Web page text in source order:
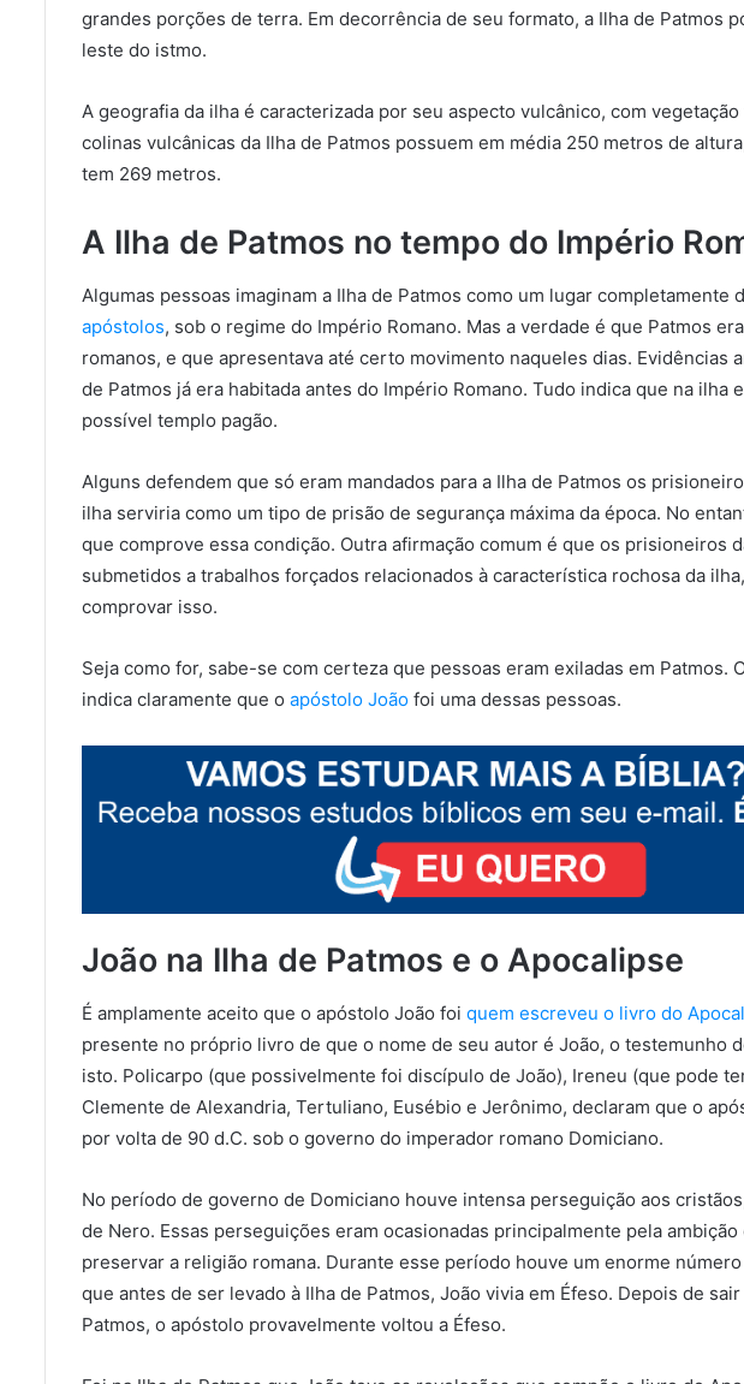
grandes porções de terra. Em decorrência de seu formato, a Ilha de Patmos
leste do istmo.
A geografia da ilha é caracterizada por seu aspecto vulcânico, com
colinas vulcânicas da Ilha de Patmos possuem em média 250 metros de
tem 269 metros.
A Ilha de Patmos no tempo do Império
Algumas pessoas imaginam a Ilha de Patmos como um lugar completamente
apóstolos, sob o regime do Império Romano. Mas a verdade é que Patmos
romanos, e que apresentava até certo movimento naqueles dias. Evidências
de Patmos já era habitada antes do Império Romano. Tudo indica que na ilha
possível templo pagão.
Alguns defendem que só eram mandados para a Ilha de Patmos os
ilha serviria como um tipo de prisão de segurança máxima da época. No
que comprove essa condição. Outra afirmação comum é que os prisioneiros
submetidos a trabalhos forçados relacionados à característica rochosa da
comprovar isso.
Seja como for, sabe-se com certeza que pessoas eram exiladas em Patmos.
indica claramente que o apóstolo João foi uma dessas pessoas.
João na Ilha de Patmos e o Apocalipse
É amplamente aceito que o apóstolo João foi quem escreveu o livro do
presente no próprio livro de que o nome de seu autor é João, o testemunho
isto. Policarpo (que possivelmente foi discípulo de João), Ireneu (que pode
Clemente de Alexandria, Tertuliano, Eusébio e Jerônimo, declaram que o
por volta de 90 d.C. sob o governo do imperador romano Domiciano.
No período de governo de Domiciano houve intensa perseguição aos
de Nero. Essas perseguições eram ocasionadas principalmente pela
preservar a religião romana. Durante esse período houve um enorme
que antes de ser levado à Ilha de Patmos, João vivia em Éfeso. Depois de
Patmos, o apóstolo provavelmente voltou a Éfeso.